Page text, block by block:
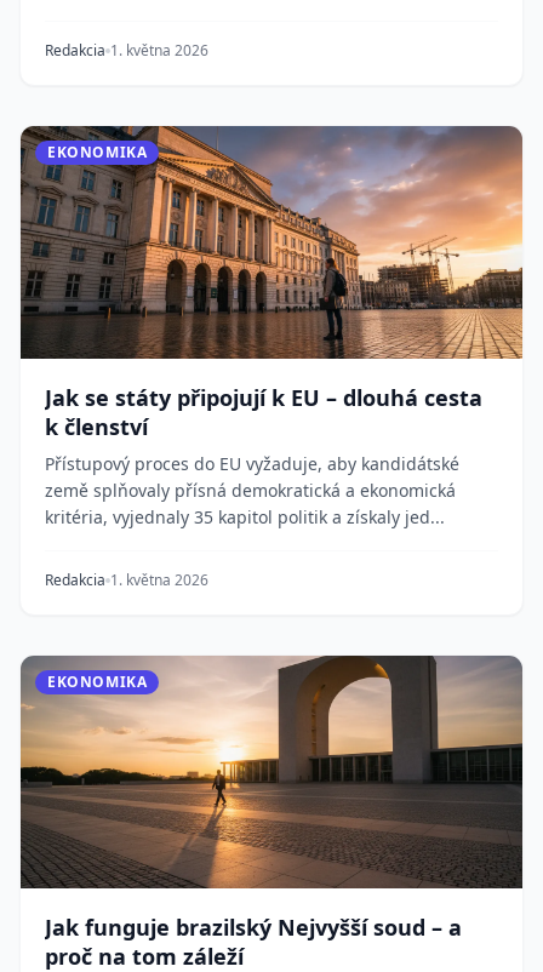
Redakcia 1. května 2026
EKONOMIKA
Jak se státy připojují k EU – dlouhá cesta
k členství
Přístupový proces do EU vyžaduje, aby kandidátské
země splňovaly přísná demokratická a ekonomická
kritéria, vyjednaly 35 kapitol politik a získaly jed...
Redakcia 1. května 2026
EKONOMIKA
Jak funguje brazilský Nejvyšší soud – a
proč na tom záleží